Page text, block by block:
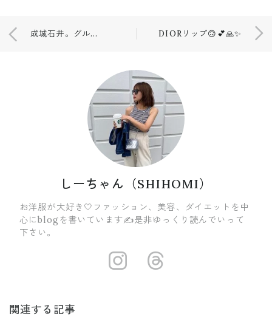
成城石井。グルテンフリー🍞🍝 DIORリップ🙃💕🙏✨
しーちゃん（SHIHOMI）
お洋服が大好き🤍ファッション、美容、ダイエットを中
心にblogを書いています✍️是非ゆっくり読んでいって
下さい。
https://
関連する記事